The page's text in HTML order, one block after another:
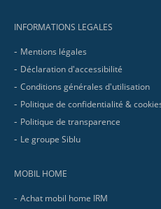
INFORMATIONS LEGALES
Mentions légales
Déclaration d'accessibilité
Conditions générales d'utilisation
Politique de confidentialité &
Politique de transparence
Le groupe Siblu
MOBIL HOME
Achat mobil home IRM